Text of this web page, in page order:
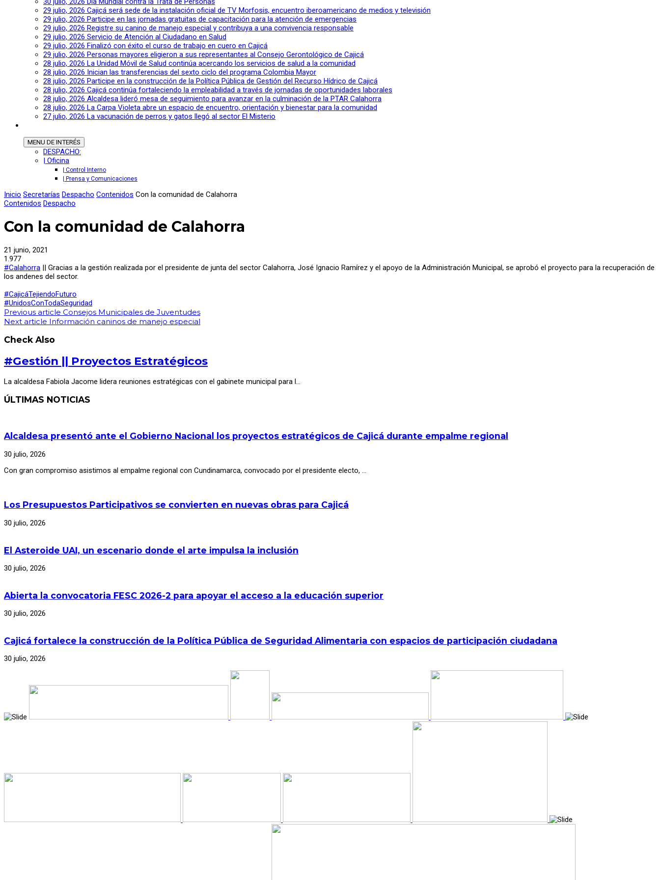
29 julio, 2026 Cajicá será sede de la instalación oficial de TV Morfosis, encuentro iberoamericano de medios y televisión
29 julio, 2026 Participe en las jornadas gratuitas de capacitación para la atención de emergencias
29 julio, 2026 Registre su canino de manejo especial y contribuya a una convivencia responsable
29 julio, 2026 Servicio de Atención al Ciudadano en Salud
29 julio, 2026 Finalizó con éxito el curso de trabajo en cuero en Cajicá
29 julio, 2026 Personas mayores eligieron a sus representantes al Consejo Gerontológico de Cajicá
28 julio, 2026 La Unidad Móvil de Salud continúa acercando los servicios de salud a la comunidad
28 julio, 2026 Inician las transferencias del sexto ciclo del programa Colombia Mayor
28 julio, 2026 Participe en la construcción de la Política Pública de Gestión del Recurso Hídrico de Cajicá
28 julio, 2026 Cajicá continúa fortaleciendo la empleabilidad a través de jornadas de oportunidades laborales
28 julio, 2026 Alcaldesa lideró mesa de seguimiento para avanzar en la culminación de la PTAR Calahorra
28 julio, 2026 La Carpa Violeta abre un espacio de encuentro, orientación y bienestar para la comunidad
27 julio, 2026 La vacunación de perros y gatos llegó al sector El Misterio
MENU DE INTERÉS
DESPACHO:
| Oficina
| Control Interno
| Prensa y Comunicaciones
Inicio Secretarías Despacho Contenidos Con la comunidad de Calahorra
Contenidos Despacho
Con la comunidad de Calahorra
21 junio, 2021
1.977
#Calahorra || Gracias a la gestión realizada por el presidente de junta del sector Calahorra, José Ignacio Ramírez y el apoyo de la Administración Municipal, se aprobó el proyecto para la recuperación de
los andenes del sector.
#CajicáTejiendoFuturo
#UnidosConTodaSeguridad
Previous article Consejos Municipales de Juventudes
Next article Información caninos de manejo especial
Check Also
#Gestión || Proyectos Estratégicos
La alcaldesa Fabiola Jacome lidera reuniones estratégicas con el gabinete municipal para l…
ÚLTIMAS NOTICIAS
Alcaldesa presentó ante el Gobierno Nacional los proyectos estratégicos de Cajicá durante empalme regional
30 julio, 2026
Con gran compromiso asistimos al empalme regional con Cundinamarca, convocado por el presidente electo, …
Los Presupuestos Participativos se convierten en nuevas obras para Cajicá
30 julio, 2026
El Asteroide UAI, un escenario donde el arte impulsa la inclusión
30 julio, 2026
Abierta la convocatoria FESC 2026-2 para apoyar el acceso a la educación superior
30 julio, 2026
Cajicá fortalece la construcción de la Política Pública de Seguridad Alimentaria con espacios de participación ciudadana
30 julio, 2026